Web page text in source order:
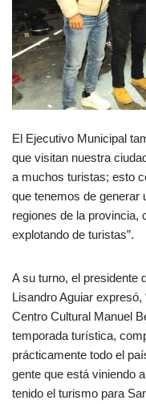
El Ejecutivo Municipal
que visitan nuestra
a muchos turistas; esto
que tenemos de generar
regiones de la provincia,
explotando de turistas”.
A su turno, el presidente
Lisandro Aguiar
Centro Cultural Manuel
temporada turística,
prácticamente todo el
gente que está viniendo
tenido el turismo para